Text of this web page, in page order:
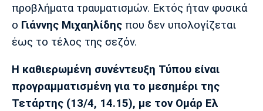
Μάντσεστερ
Γιουνάιτεντ
Τσέλσι Άρσεναλ
Λίβερπουλ
Μάντσεστερ
Σίτι
Γιουβέντους
προβλήματα τραυματισμών. Εκτός ήταν φυσικά
ο Γιάννης Μιχαηλίδης που δεν υπολογίζεται
έως το τέλος της σεζόν.
Η καθιερωμένη συνέντευξη Τύπου είναι
προγραμματισμένη για το μεσημέρι της
Τετάρτης (13/4, 14.15), με τον Ομάρ Ελ